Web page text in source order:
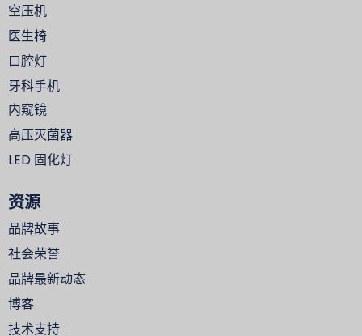
空压机
医生椅
口腔灯
牙科手机
内窥镜
高压灭菌器
LED 固化灯
资源
品牌故事
社会荣誉
品牌最新动态
博客
技术支持